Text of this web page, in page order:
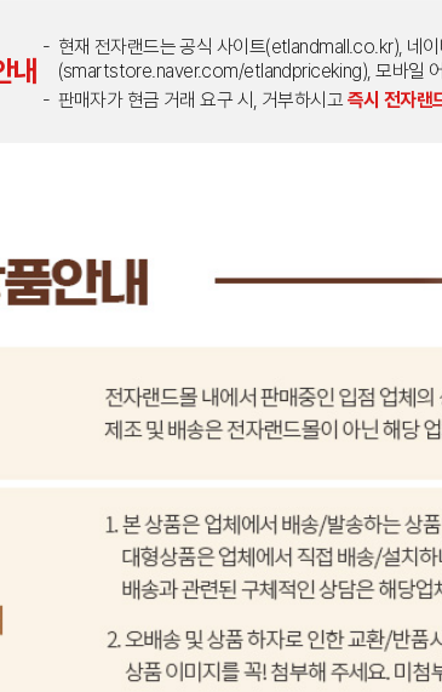
내
현재 전자랜드는 공식 사이트(etlandmall.co.kr), 네
(smartstore.naver.com/etlandpriceking), 모바일
판매자가 현금 거래 요구 시, 거부하시고 즉시 전자랜